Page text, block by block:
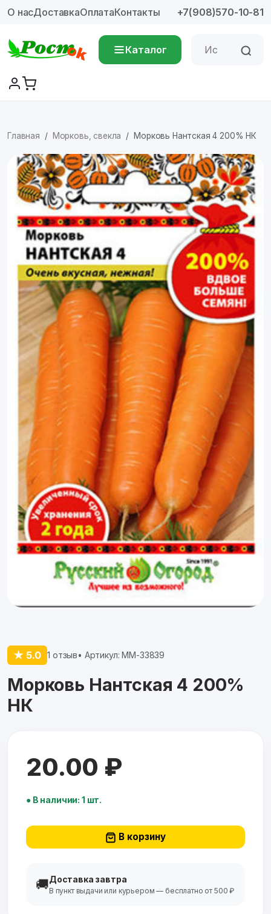
О насДоставкаОплатаКонтакты +7(908)570-10-81
Каталог
Главная Морковь, свекла Морковь Нантская 4 200% НК
★ 5.0 1 отзыв• Артикул: ММ-33839
Морковь Нантская 4 200%
НК
20.00 ₽
● В наличии: 1 шт.
В корзину
🚚Доставка завтра
В пункт выдачи или курьером — бесплатно от 500 ₽